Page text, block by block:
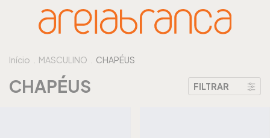
Início MASCULINO CHAPÉUS
CHAPÉUS FILTRAR